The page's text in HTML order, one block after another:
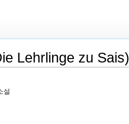
Lehrlinge zu Sais)
설